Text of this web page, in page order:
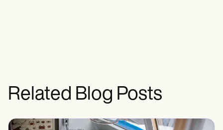
Related Blog Posts